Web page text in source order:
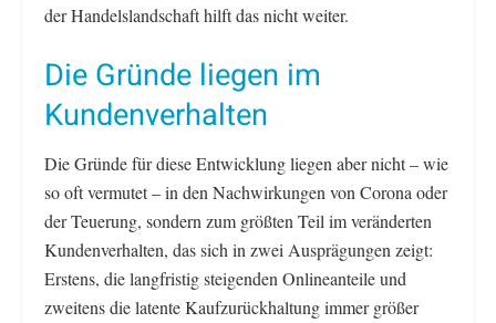
der Handelslandschaft hilft das nicht weiter.
Die Gründe liegen im
Kundenverhalten
Die Gründe für diese Entwicklung liegen aber nicht – wie
so oft vermutet – in den Nachwirkungen von Corona oder
der Teuerung, sondern zum größten Teil im veränderten
Kundenverhalten, das sich in zwei Ausprägungen zeigt:
Erstens, die langfristig steigenden Onlineanteile und
zweitens die latente Kaufzurückhaltung immer größer